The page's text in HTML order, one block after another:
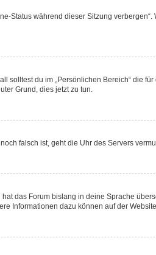
Status während dieser Sitzung
du im „Persönlichen Bereich“ die
Grund, dies jetzt zu tun.
falsch ist, geht die Uhr des Servers
das Forum bislang in deine Sprache
Informationen dazu können auf der